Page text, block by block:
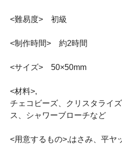
<難易度> 初級
<制作時間> 約2時間
<サイズ> 50×50mm
<材料>,
チェコビーズ、クリスタライ
ス、シャワーブローチなど
<用意するもの>,はさみ、平ヤ